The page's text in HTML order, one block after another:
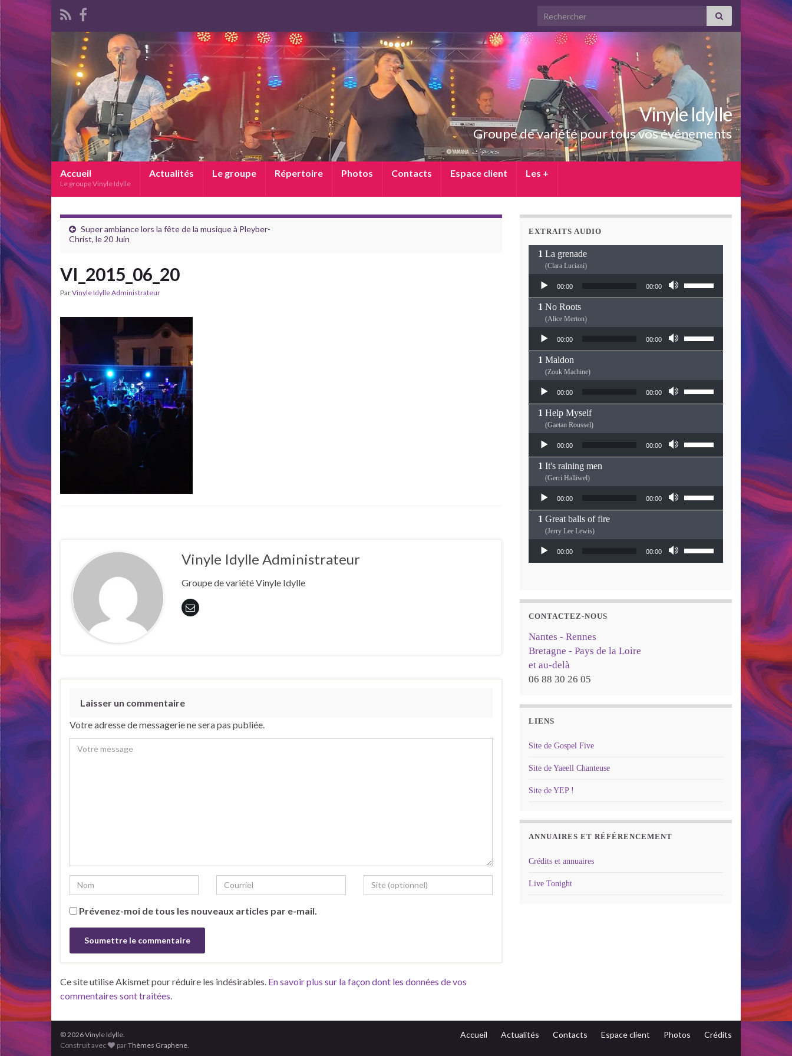
Search for:
Vinyle Idylle
Groupe de variété pour tous vos événements
Accueil
Le groupe Vinyle Idylle
Actualités Le groupe Répertoire Photos Contacts Espace client Les +
Super ambiance lors la fête de la musique à Pleyber-
Christ, le 20 Juin
VI_2015_06_20
ParVinyle Idylle Administrateur
Vinyle Idylle Administrateur
Groupe de variété Vinyle Idylle
Laisser un commentaire
Votre adresse de messagerie ne sera pas publiée.
Prévenez-moi de tous les nouveaux articles par e-mail.
Ce site utilise Akismet pour réduire les indésirables. En savoir plus sur la façon dont les données de vos
commentaires sont traitées
EXTRAITS AUDIO
La grenade
(Clara Luciani)
Lecteur audio
00:00 00:00
Utilisez les flèches haut/
No Roots
(Alice Merton)
Lecteur audio
00:00 00:00
Utilisez les flèches haut/
Maldon
(Zouk Machine)
Lecteur audio
00:00 00:00
Help Myself
(Gaetan Roussel)
Lecteur audio
00:00 00:00
It's raining men
(Gerri Halliwel)
Lecteur audio
00:00 00:00
Utilisez les flèches haut/
Great balls of fire
(Jerry Lee Lewis)
Lecteur audio
00:00 00:00
Utilisez les flèches haut/
CONTACTEZ-NOUS
Nantes - Rennes
Bretagne - Pays de la Loire
et au-delà
06 88 30 26 05
LIENS
Site de Gospel Five
Site de Yaeell Chanteuse
Site de YEP !
ANNUAIRES ET RÉFÉRENCEMENT
Crédits et annuaires
Live Tonight
Accueil Actualités Contacts Espace client Photos Crédits
© 2026 Vinyle Idylle.
Construit avec
parThèmes Graphene